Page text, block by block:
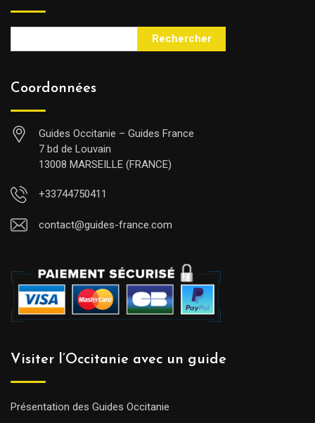
Rechercher
Coordonnées
Guides Occitanie – Guides France
7 bd de Louvain
13008 MARSEILLE (FRANCE)
+33744750411
contact@guides-france.com
Visiter l’Occitanie avec un guide
Présentation des Guides Occitanie